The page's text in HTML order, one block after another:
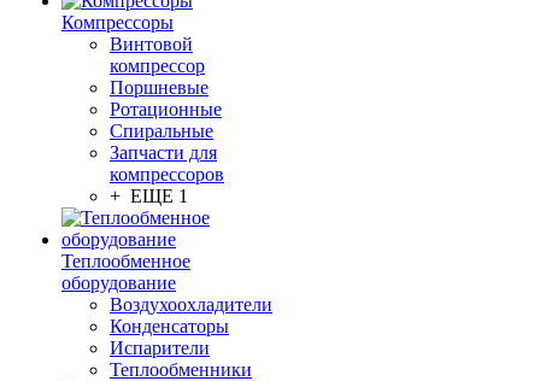
Компрессоры
Винтовой
компрессор
Поршневые
Ротационные
Спиральные
Запчасти для
компрессоров
+ ЕЩЕ 1
Теплообменное
оборудование
Воздухоохладители
Конденсаторы
Испарители
Теплообменники